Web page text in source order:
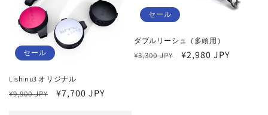
セール
Lishinu3 オリジナル
通
¥9,900 JPY
セ
¥7,700 JPY
セール
ダブルリーシュ（多頭用）
通
¥3,300 JPY
セ
¥2,980 JPY